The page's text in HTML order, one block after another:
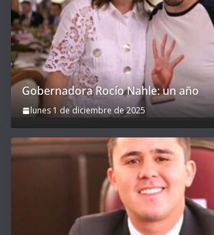
Gobernadora Rocío Nahle: un año
lunes 1 de diciembre de 2025